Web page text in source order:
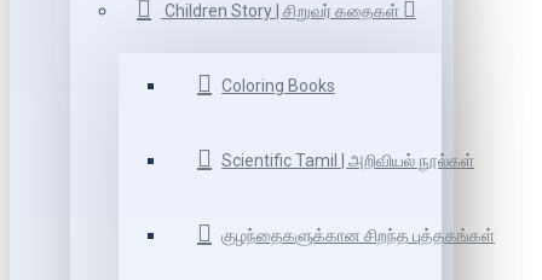
Children Story | சிறுவர் கதைகள்
Coloring Books
Scientific Tamil | அறிவியல் நூல்கள்
குழந்தைகளுக்கான சிறந்த புத்தகங்கள்